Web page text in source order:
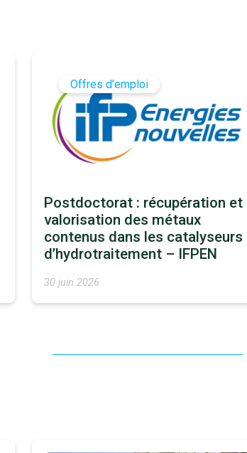
Offres d’emploi
Postdoctorat : récupération et
valorisation des métaux
contenus dans les catalyseurs
d’hydrotraitement – IFPEN
30 juin 2026